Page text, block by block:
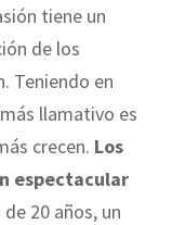
tiene un
de los
Teniendo en
llamativo es
crecen. Los
espectacular
20 años, un